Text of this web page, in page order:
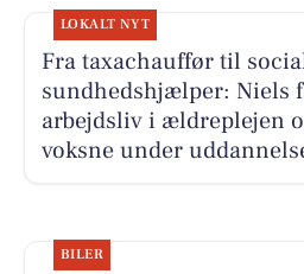
LOKALT NYT
Fra taxachauffør til
sundhedshjælper: Niels
arbejdsliv i ældreplejen
voksne under
BILER